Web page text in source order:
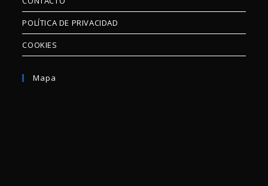
POLÍTICA DE PRIVACIDAD
COOKIES
Mapa